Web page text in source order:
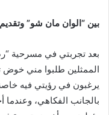
بين “الوان مان شو”
بعد تجربتي في مسرحية
الممثلين طلبوا مني خوض
يرغبون في رؤيتي فيه
بالجانب الفكاهي،